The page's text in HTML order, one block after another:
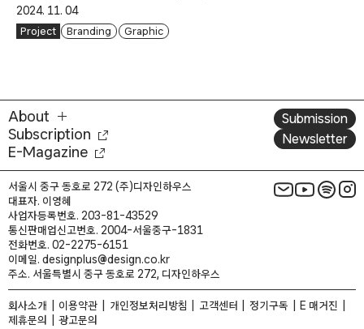
2024. 11. 04
Project Branding Graphic
About
Subscription
E-Magazine
Submission
Newsletter
서울시 중구 동호로 272 (주)디자인하우스
대표자. 이영혜
사업자등록번호. 203-81-43529
통신판매업신고번호. 2004-서울중구-1831
전화번호. 02-2275-6151
이메일. designplus@design.co.kr
주소. 서울특별시 중구 동호로 272, 디자인하우스
회사소개 이용약관 개인정보처리방침 고객센터 정기구독
E 매거진
제휴문의
광고문의